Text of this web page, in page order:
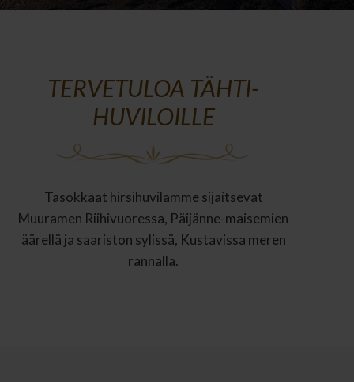
TERVETULOA TÄHTI-
HUVILOILLE
Tasokkaat hirsihuvilamme sijaitsevat
Muuramen Riihivuoressa, Päijänne-maisemien
äärellä ja saariston sylissä, Kustavissa meren
rannalla.